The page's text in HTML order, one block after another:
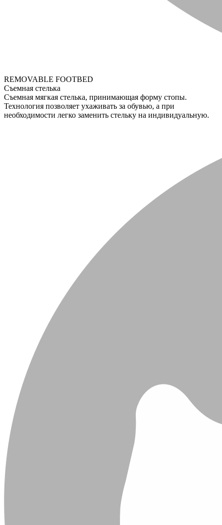
REMOVABLE FOOTBED
Съемная стелька
Съемная мягкая стелька, принимающая форму стопы.
Технология позволяет ухаживать за обувью, а при
необходимости легко заменить стельку на индивидуальную.